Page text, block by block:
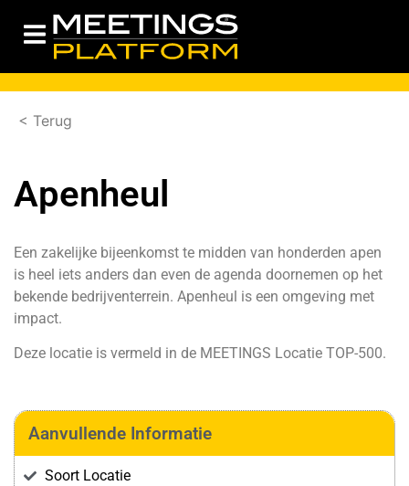
< Terug
Apenheul
Een zakelijke bijeenkomst te midden van honderden apen
is heel iets anders dan even de agenda doornemen op het
bekende bedrijventerrein. Apenheul is een omgeving met
impact.
Deze locatie is vermeld in de MEETINGS Locatie TOP-500.
Aanvullende Informatie
Soort Locatie